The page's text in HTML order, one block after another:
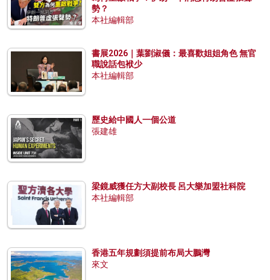
勢？
本社編輯部
書展2026｜葉劉淑儀：最喜歡姐姐角色 無官
職說話包袱少
本社編輯部
歷史給中國人一個公道
張建雄
梁鏡威獲任方大副校長 呂大樂加盟社科院
本社編輯部
香港五年規劃須提前布局大鵬灣
來文